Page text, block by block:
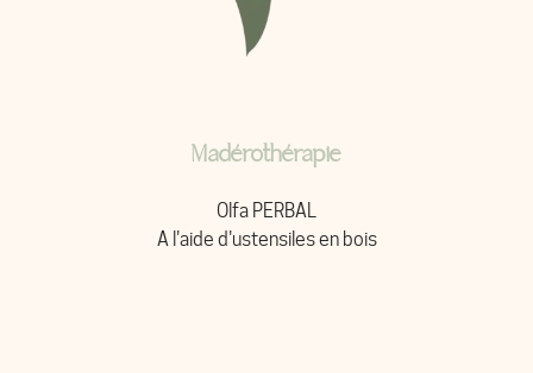
Madérothérapie
Olfa PERBAL
A l'aide d'ustensiles en bois